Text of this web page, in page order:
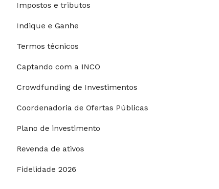
Processo de investimento
Modalidades de pagamento
Riscos e garantias
Restrições para investimentos
Impostos e tributos
Indique e Ganhe
Termos técnicos
Captando com a INCO
Crowdfunding de Investimentos
Coordenadoria de Ofertas Públicas
Plano de investimento
Revenda de ativos
Fidelidade 2026